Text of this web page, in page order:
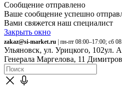
Сообщение отправлено
Ваше сообщение успешно
Вами свяжется наш специалист
Закрыть окно
zakaz@si-market.ru | пн-пт 08:00–17:00; сб
Ульяновск, ул. Урицкого, 102ул.
Генерала Маргелова, 11